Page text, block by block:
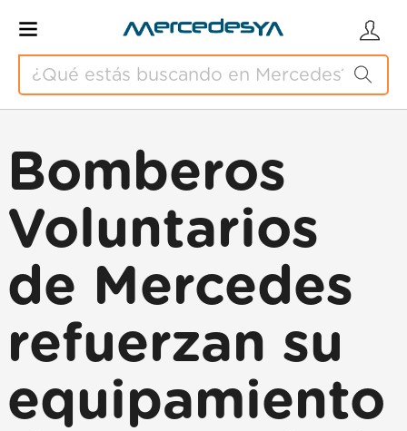
Bomberos
Voluntarios
de Mercedes
refuerzan su
equipamiento